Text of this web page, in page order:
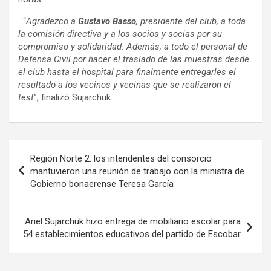
“Agradezco a Gustavo Basso, presidente del club, a toda
la comisión directiva y a los socios y socias por su
compromiso y solidaridad. Además, a todo el personal de
Defensa Civil por hacer el traslado de las muestras desde
el club hasta el hospital para finalmente entregarles el
resultado a los vecinos y vecinas que se realizaron el
test”, finalizó Sujarchuk.
de
entradas
Región Norte 2: los intendentes del consorcio
mantuvieron una reunión de trabajo con la ministra de
Gobierno bonaerense Teresa García
Ariel Sujarchuk hizo entrega de mobiliario escolar para
54 establecimientos educativos del partido de Escobar